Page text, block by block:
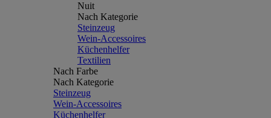
Nuit
Nach Kategorie
Steinzeug
Wein-Accessoires
Küchenhelfer
Textilien
Nach Farbe
Nach Kategorie
Steinzeug
Wein-Accessoires
Küchenhelfer